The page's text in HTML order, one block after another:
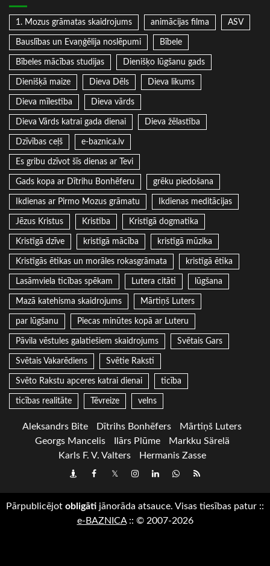
1. Mozus grāmatas skaidrojums animācijas filma ASV
Bauslības un Evaņģēlija noslēpumi Bībele
Bībeles mācības studijas Dienišķo lūgšanu gads
Dienišķā maize Dieva Dēls Dieva likums
Dieva mīlestība Dieva vārds
Dieva Vārds katrai gada dienai Dieva žēlastība
Dzīvības ceļš e-baznica.lv
Es gribu dzīvot šīs dienas ar Tevi
Gads kopa ar Dītrihu Bonhēferu grēku piedošana
Ikdienas ar Pirmo Mozus grāmatu Ikdienas meditācijas
Jēzus Kristus Kristība Kristīgā dogmatika
Kristīgā dzīve kristīgā mācība kristīgā mūzika
Kristīgās ētikas un morāles rokasgrāmata kristīgā ētika
Lasāmviela ticības spēkam Lutera citāti lūgšana
Mazā katehisma skaidrojums Mārtiņš Luters
par lūgšanu Piecas minūtes kopā ar Luteru
Pāvila vēstules galatiešiem skaidrojums Svētais Gars
Svētais Vakarēdiens Svētie Raksti
Svēto Rakstu apceres katrai dienai ticība
ticības realitāte Tēvreize velns
Aleksandrs Bite Dītrihs Bonhēfers
Mārtiņš Luters
Georgs Mancelis
Ilārs Plūme
Markku Särelä
Karls F. V. Valters
Hermanis Zasse
DraugiemFacebook
TwitterInstagram
LinkedInwhatsapp
RSS
Pārpublicējot obligāti jānorāda atsauce. Visas tiesības patur ::
e-BAZNICA:: © 2007-2026